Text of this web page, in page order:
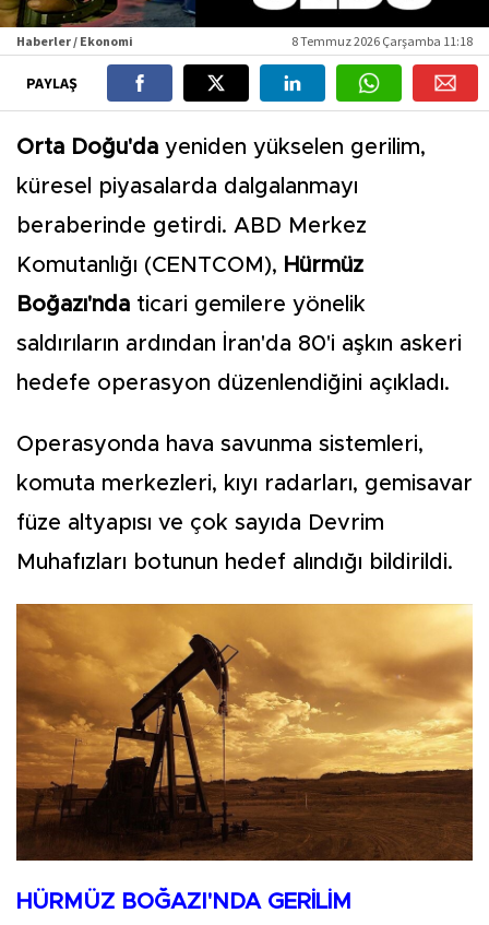
Haberler / Ekonomi 8 Temmuz 2026 Çarşamba 11:18
PAYLAŞ
Orta Doğu'da yeniden yükselen gerilim,
küresel piyasalarda dalgalanmayı
beraberinde getirdi. ABD Merkez
Komutanlığı (CENTCOM), Hürmüz
Boğazı'nda ticari gemilere yönelik
saldırıların ardından İran'da 80'i aşkın askeri
hedefe operasyon düzenlendiğini açıkladı.
Operasyonda hava savunma sistemleri,
komuta merkezleri, kıyı radarları, gemisavar
füze altyapısı ve çok sayıda Devrim
Muhafızları botunun hedef alındığı bildirildi.
HÜRMÜZ BOĞAZI'NDA GERİLİM